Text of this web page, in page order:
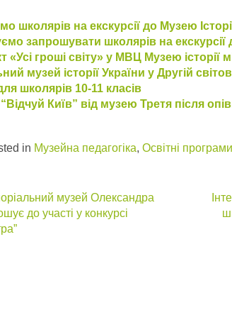
школярів на екскурсії до Музею
запрошувати школярів на екскурсії
«Усі гроші світу» у МВЦ Музею історії
музей історії України у Другій
школярів 10-11 класів
“Відчуй Київ” від музею Третя після
in Музейна педагогіка, Освітні
музей Олександра
до участі у конкурсі